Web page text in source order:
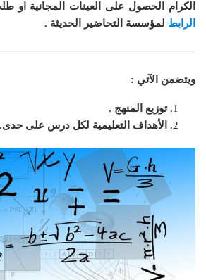
الكرام الحصول على العينات المجانية او
الرابط لمؤسسة التحاضير الحديثة .
ويتضمن الآتي :
توزيع المنهج .
الأهداف التعليمية لكل درس على حدى.